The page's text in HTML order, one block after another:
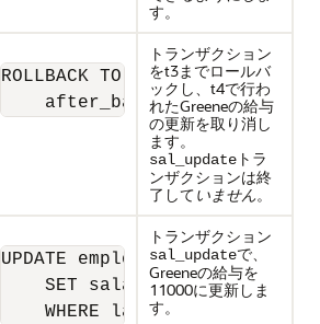
す。
ROLLBACK TO SAVEPOINT
    after_banda_sal;
トランザクション
をt3までロールバ
ックし、t4で行わ
れたGreeneの給与
の更新を取り消し
ます。
sal_update トラ
ンザクションは終
了していません。
UPDATE employees
    SET salary = 11000
WHERE last_name =
トランザクション
sal_updateで、
Greeneの給与を
11000に更新しま
す。